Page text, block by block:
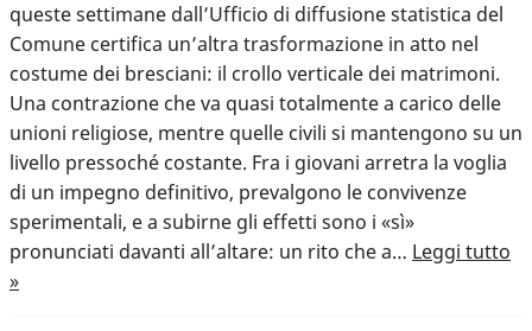
queste settimane dall’Ufficio di diffusione statistica del
Comune certifica un’altra trasformazione in atto nel
costume dei bresciani: il crollo verticale dei matrimoni.
Una contrazione che va quasi totalmente a carico delle
unioni religiose, mentre quelle civili si mantengono su un
livello pressoché costante. Fra i giovani arretra la voglia
di un impegno definitivo, prevalgono le convivenze
sperimentali, e a subirne gli effetti sono i «sì»
pronunciati davanti all’altare: un rito che a… Leggi tutto
»